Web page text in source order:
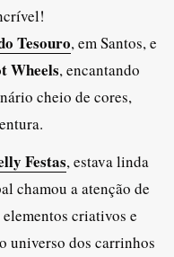
Tesouro, em Santos, e
Wheels, encantando
cheio de cores,
Festas, estava linda
chamou a atenção de
criativos e
universo dos carrinhos